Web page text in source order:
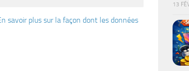
savoir plus sur la façon dont les données
13